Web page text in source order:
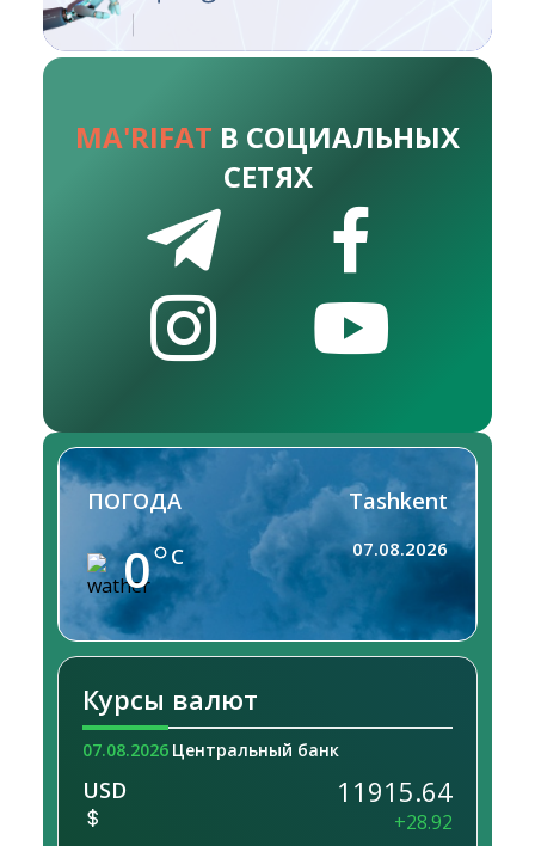
MA'RIFAT В СОЦИАЛЬНЫХ
СЕТЯХ
ПОГОДА
0 C
Tashkent
07.08.2026
Курсы валют
07.08.2026 Центральный банк
USD 11915.64
+28.92